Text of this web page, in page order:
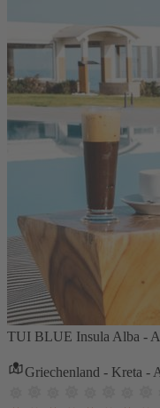
TUI BLUE Insula Alba -
Griechenland - Kreta -